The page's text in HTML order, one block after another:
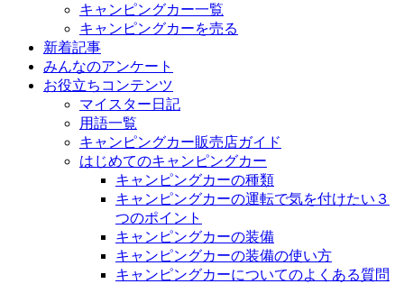
キャンピングカー一覧
キャンピングカーを売る
新着記事
みんなのアンケート
お役立ちコンテンツ
マイスター日記
用語一覧
キャンピングカー販売店ガイド
はじめてのキャンピングカー
キャンピングカーの種類
キャンピングカーの運転で気を付けたい３
つのポイント
キャンピングカーの装備
キャンピングカーの装備の使い方
キャンピングカーについてのよくある質問